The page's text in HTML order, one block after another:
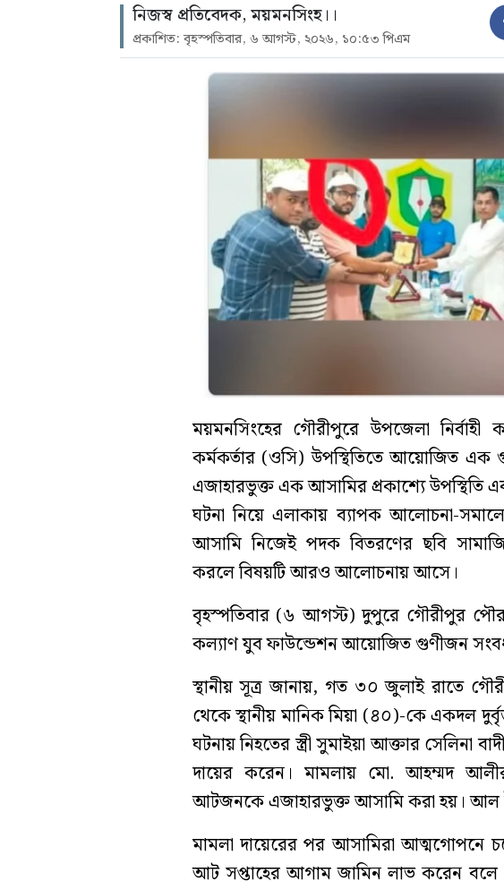
নিজস্ব প্রতিবেদক, ময়মনসিংহ।।
প্রকাশিত: বৃহস্পতিবার, ৬ আগস্ট, ২০২৬, ১০:৫৩ পিএম
ময়মনসিংহের গৌরীপুরে উপজেলা নির্বাহী
কর্মকর্তার (ওসি) উপস্থিতিতে আয়োজিত এক
এজাহারভুক্ত এক আসামির প্রকাশ্যে উপস্থিতি
ঘটনা নিয়ে এলাকায় ব্যাপক আলোচনা-
আসামি নিজেই পদক বিতরণের ছবি
করলে বিষয়টি আরও আলোচনায় আসে।
বৃহস্পতিবার (৬ আগস্ট) দুপুরে গৌরীপুর পৌর
কল্যাণ যুব ফাউন্ডেশন আয়োজিত গুণীজন
স্থানীয় সূত্র জানায়, গত ৩০ জুলাই রাতে
থেকে স্থানীয় মানিক মিয়া (৪০)-কে একদল
ঘটনায় নিহতের স্ত্রী সুমাইয়া আক্তার সেলিনা
দায়ের করেন। মামলায় মো. আহম্মদ
আটজনকে এজাহারভুক্ত আসামি করা হয়। আল
মামলা দায়েরের পর আসামিরা আত্মগোপনে
আট সপ্তাহের আগাম জামিন লাভ করেন বলে